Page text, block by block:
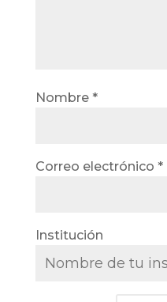
Nombre *
Correo electrónico *
Institución